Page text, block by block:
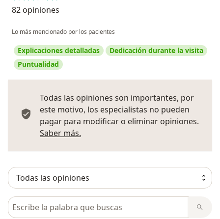
82 opiniones
Lo más mencionado por los pacientes
Explicaciones detalladas
Dedicación durante la visita
Puntualidad
Todas las opiniones son importantes, por
este motivo, los especialistas no pueden
pagar para modificar o eliminar opiniones.
Saber más.
Busca en opiniones